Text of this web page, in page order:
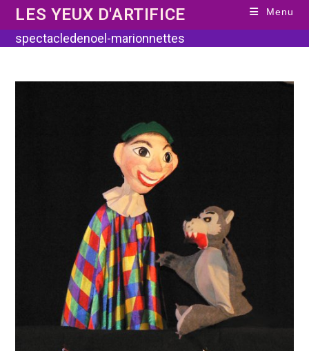
content
LES YEUX D'ARTIFICE Menu
spectacledenoel-marionnettes